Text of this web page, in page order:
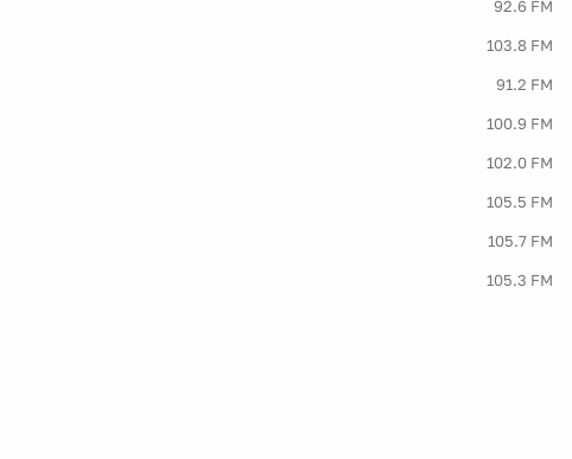
92.6 FM
103.8 FM
91.2 FM
100.9 FM
102.0 FM
105.5 FM
105.7 FM
105.3 FM